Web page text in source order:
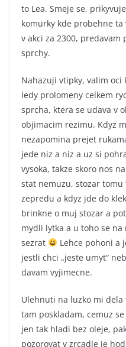
to Lea. Smeje se,
komurky kde probehne ta
v akci za 2300, predavam
sprchy.
Nahazuji vtipky, valim oci
ledy prolomeny celkem
sprcha, ktera se udava v
objimacim rezimu. Kdyz
nezapomina prejet
jede niz a niz a uz si
vysoka, takze skoro nos
stat nemuzu, stozar
zepredu a kdyz jde do
brinkne o muj stozar a
mydli lytka a u toho se
sezrat
Lehce pohoni a
jestli chci „jeste umyt“
davam vyjimecne.
Ulehnuti na luzko mi
tam poskladam, cemuz
jen tak hladi bez oleje,
pozorovat v zrcadle je